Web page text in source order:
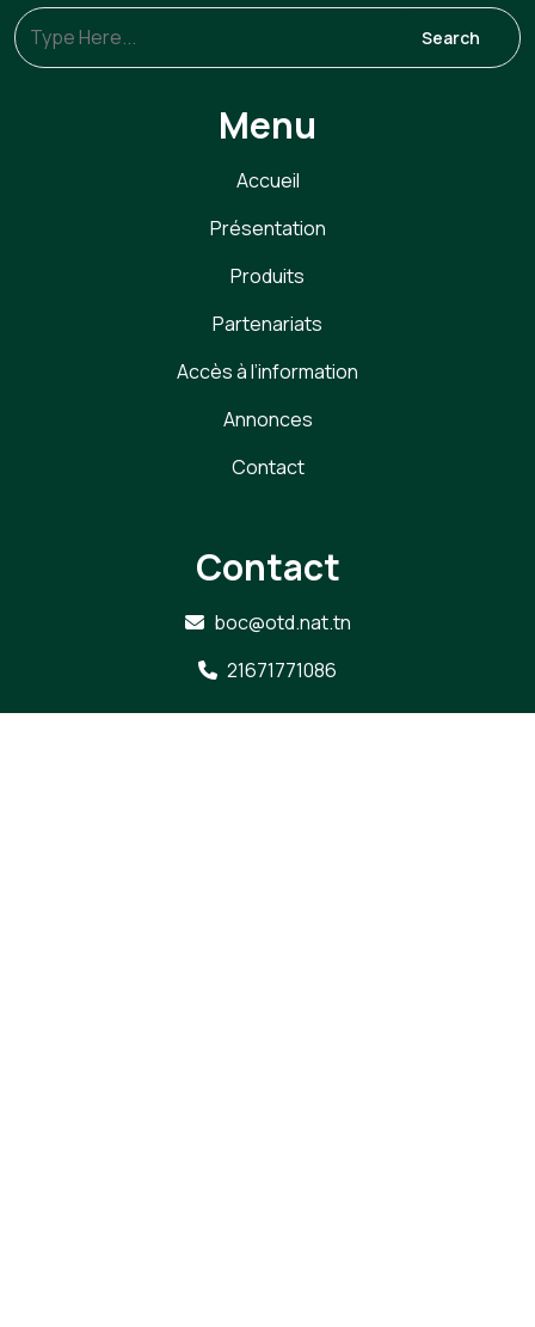
Menu
Accueil
Présentation
Produits
Partenariats
Accès à l’information
Annonces
Contact
Contact
boc@otd.nat.tn
21671771086